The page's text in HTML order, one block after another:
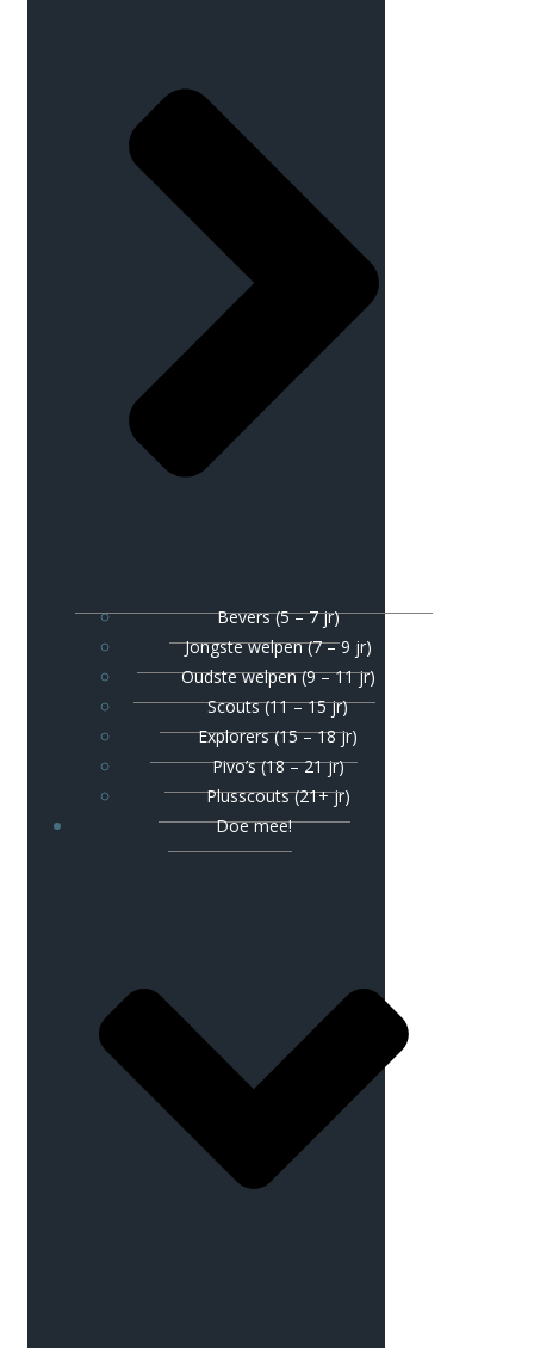
Bevers (5 – 7 jr)
Jongste welpen (7 – 9 jr)
Oudste welpen (9 – 11 jr)
Scouts (11 – 15 jr)
Explorers (15 – 18 jr)
Pivo’s (18 – 21 jr)
Plusscouts (21+ jr)
Doe mee!